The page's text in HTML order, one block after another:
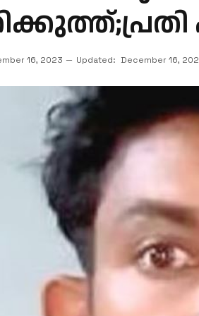
16, 2023 Updated: December 16,